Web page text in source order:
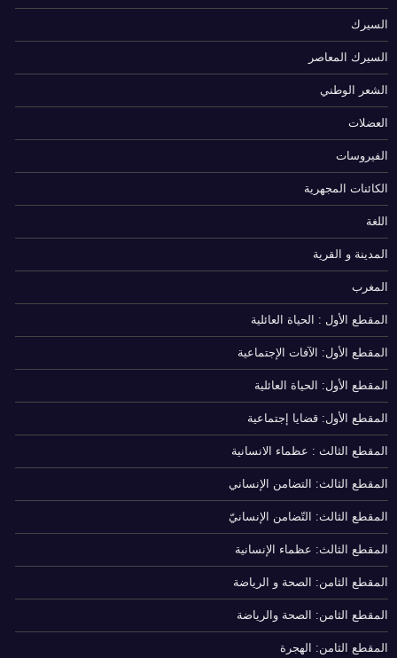
السيرك
السيرك المعاصر
الشعر الوطني
العضلات
الفيروسات
الكائنات المجهرية
اللغة
المدينة و القرية
المغرب
المقطع الأول : الحياة العائلية
المقطع الأول: الآفات الإجتماعية
المقطع الأول: الحياة العائلية
المقطع الأول: قضايا إجتماعية
المقطع الثالث : عظماء الانسانية
المقطع الثالث: التضامن الإنساني
المقطع الثالث: التّضامن الإنسانيّ
المقطع الثالث: عظماء الإنسانية
المقطع الثامن: الصحة و الرياضة
المقطع الثامن: الصحة والرياضة
المقطع الثامن: الهجرة